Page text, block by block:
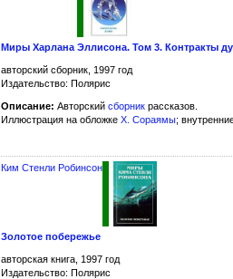
Миры Харлана Эллисона. Том 3. Контракты
авторский сборник, 1997 год
Издательство: Полярис
Описание: Авторскийсборник рассказов.
Иллюстрация на обложкеХ. Сораямы;
Ким Стенли Робинсон
Золотое побережье
авторская книга, 1997 год
Издательство: Полярис